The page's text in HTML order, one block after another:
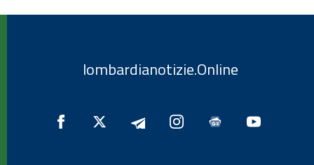
lombardianotizie.Online